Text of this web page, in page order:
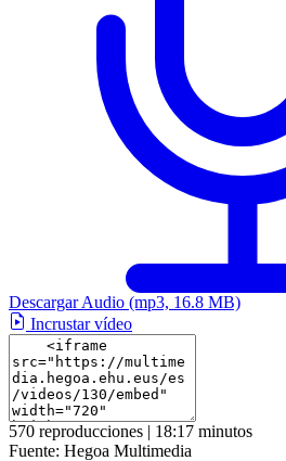
Descargar Audio (mp3, 16.8 MB)
Incrustar vídeo
570 reproducciones | 18:17 minutos
Fuente: Hegoa Multimedia